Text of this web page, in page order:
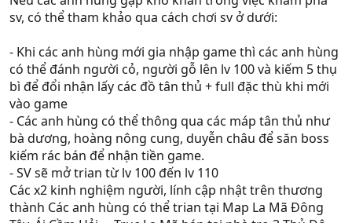
sv, có thể tham khảo qua cách chơi sv ở dưới:
- Khi các anh hùng mới gia nhập game thì các anh hùng
có thể đánh người cỏ, người gỗ lên lv 100 và kiếm 5 thụ
bì để đổi nhận lấy các đồ tân thủ + full đặc thù khi mới
vào game
- Các anh hùng có thể thông qua các máp tân thủ như
bà dương, hoàng nông cung, duyễn châu để săn boss
kiếm rác bán để nhận tiền game.
- SV sẽ mở trian từ lv 100 đến lv 110
Các x2 kinh nghiệm người, lính cập nhật trên thương
thành Các anh hùng có thể trian tại Map La Mã Đông